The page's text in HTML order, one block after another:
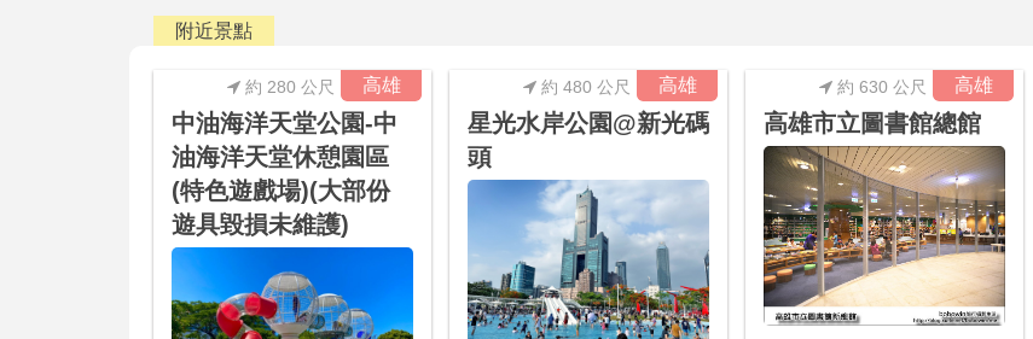
附近景點
高雄
約 280 公尺
中油海洋天堂公園-中
油海洋天堂休憩園區
(特色遊戲場)(大部份
遊具毀損未維護)
高雄
約 480 公尺
星光水岸公園@新光碼
頭
高雄
約 630 公尺
高雄市立圖書館總館